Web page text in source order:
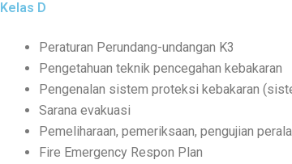
Kelas D
Peraturan Perundang-undangan K3
Pengetahuan teknik pencegahan kebakaran
Pengenalan sistem proteksi kebakaran
Sarana evakuasi
Pemeliharaan, pemeriksaan, pengujian
Fire Emergency Respon Plan